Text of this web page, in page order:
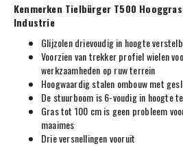
Kenmerken Tielbürger T500
Industrie
Glijzolen drievoudig in hoogte
Voorzien van trekker profiel wielen
werkzaamheden op ruw terrein
Hoogwaardig stalen ombouw met
De stuurboom is 6-voudig in hoogte
Gras tot 100 cm is geen probleem
maaimes
Drie versnellingen vooruit